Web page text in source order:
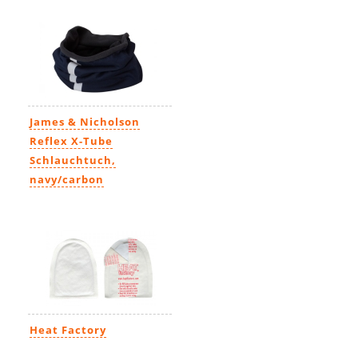
James & Nicholson
Reflex X-Tube
Schlauchtuch,
navy/carbon
Heat Factory